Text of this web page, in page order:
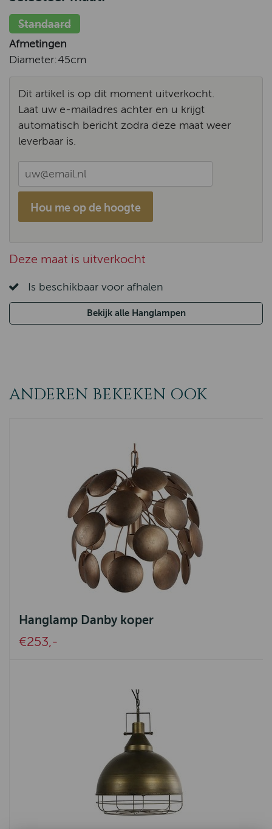
Standaard
Afmetingen
Diameter:45cm
Dit artikel is op dit moment uitverkocht.
Laat uw e-mailadres achter en u krijgt
automatisch bericht zodra deze maat weer
leverbaar is.
Hou me op de hoogte
Deze maat is uitverkocht
Is beschikbaar voor afhalen
Bekijk alle Hanglampen
ANDEREN BEKEKEN OOK
Hanglamp Danby koper
€253,-